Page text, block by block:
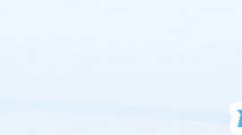
犬用繁育养殖设备